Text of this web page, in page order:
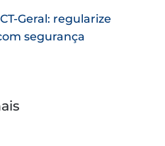
Geral: regularize
segurança